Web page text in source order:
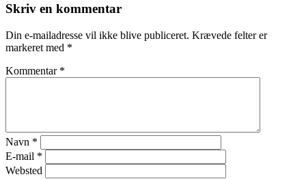
Skriv en kommentar
Din e-mailadresse vil ikke blive publiceret. Krævede felter er
markeret med *
Kommentar *
Navn *
E-mail *
Websted